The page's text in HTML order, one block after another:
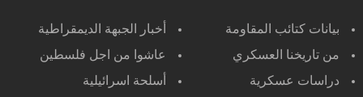
بيانات كتائب المقاومة
أخبار الجبهة الديمقراطية
من تاريخنا العسكري
عاشوا من اجل فلسطين
دراسات عسكرية
أسلحة اسرائيلية